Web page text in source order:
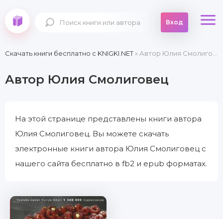
Вход
Скачать книги бесплатно c KNIGKI.NET» Автор Юлия Смолиговец
Автор Юлия Смолиговец
На этой странице представлены книги автора
Юлия Смолиговец. Вы можете скачать
электронные книги автора Юлия Смолиговец с
нашего сайта бесплатно в fb2 и epub форматах.